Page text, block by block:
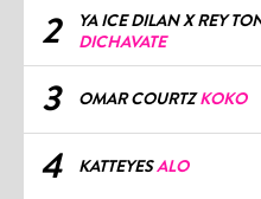
2
YA ICE DILAN X REY
DICHAVATE
3 OMAR COURTZKOKO
4 KATTEYESALO